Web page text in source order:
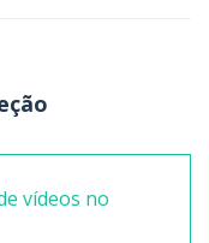
vídeos no